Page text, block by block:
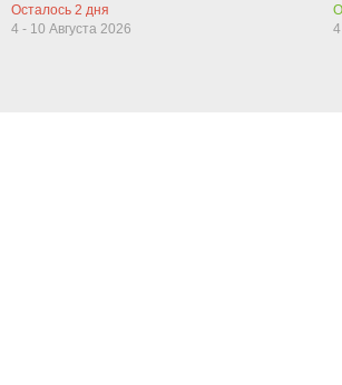
Осталось 2 дня
4 - 10 Августа 2026